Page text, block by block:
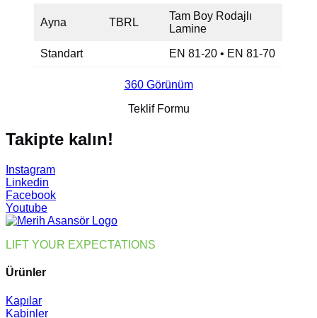
Ayna TBRL
Tam Boy Rodajlı
Lamine
Standart EN 81-20 • EN 81-70
360 Görünüm
Teklif Formu
Takipte kalın!
Instagram
Linkedin
Facebook
Youtube
LIFT YOUR EXPECTATIONS
Ürünler
Kapılar
Kabinler